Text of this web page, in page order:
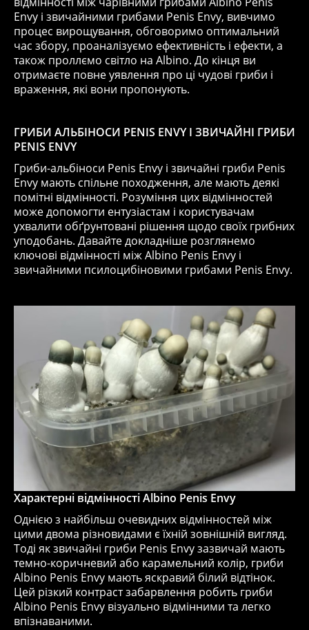
Envy і звичайними грибами Penis Envy, вивчимо
процес вирощування, обговоримо оптимальний
час збору, проаналізуємо ефективність і ефекти, а
також проллємо світло на Albino. До кінця ви
отримаєте повне уявлення про ці чудові гриби і
враження, які вони пропонують.
ГРИБИ АЛЬБІНОСИ PENIS ENVY І ЗВИЧАЙНІ ГРИБИ
PENIS ENVY
Гриби-альбіноси Penis Envy і звичайні гриби Penis
Envy мають спільне походження, але мають деякі
помітні відмінності. Розуміння цих відмінностей
може допомогти ентузіастам і користувачам
ухвалити обґрунтовані рішення щодо своїх грибних
уподобань. Давайте докладніше розглянемо
ключові відмінності між Albino Penis Envy і
звичайними псилоцибіновими грибами Penis Envy.
Характерні відмінностіAlbino Penis Envy
Однією з найбільш очевидних відмінностей між
цими двома різновидами є їхній зовнішній вигляд.
Тоді як звичайні гриби Penis Envy зазвичай мають
темно-коричневий або карамельний колір, гриби
Albino Penis Envy мають яскравий білий відтінок.
Цей різкий контраст забарвлення робить гриби
Albino Penis Envy візуально відмінними та легко
впізнаваними.